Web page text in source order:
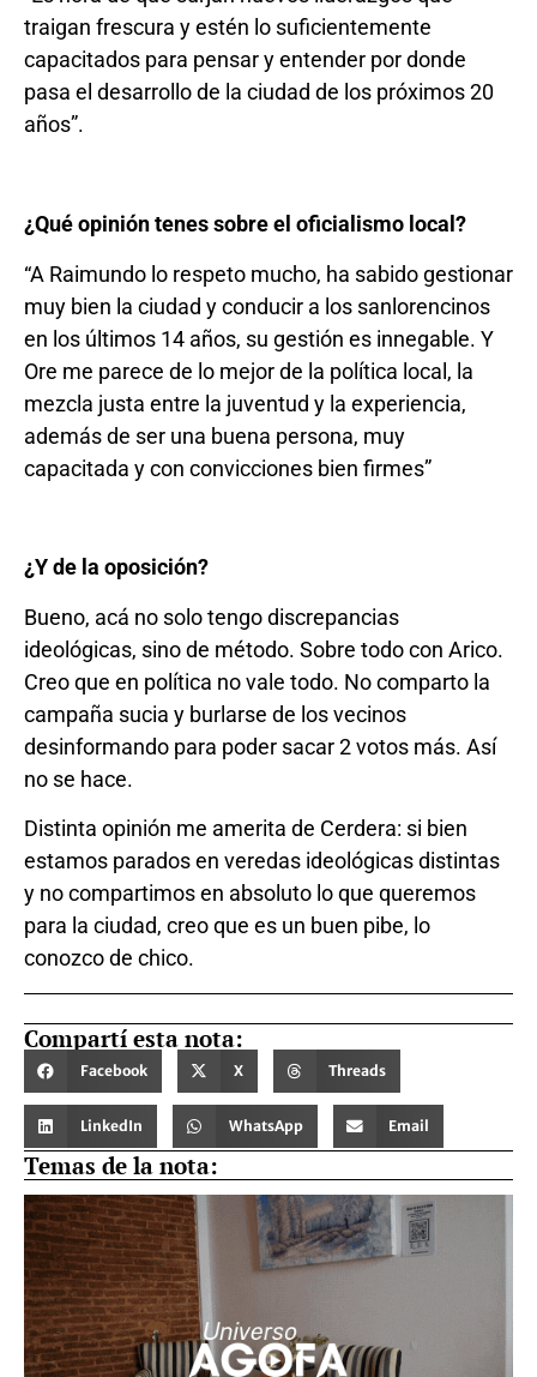
traigan frescura y estén lo suficientemente
capacitados para pensar y entender por donde
pasa el desarrollo de la ciudad de los próximos 20
años”.
¿Qué opinión tenes sobre el oficialismo local?
“A Raimundo lo respeto mucho, ha sabido gestionar
muy bien la ciudad y conducir a los sanlorencinos
en los últimos 14 años, su gestión es innegable. Y
Ore me parece de lo mejor de la política local, la
mezcla justa entre la juventud y la experiencia,
además de ser una buena persona, muy
capacitada y con convicciones bien firmes”
¿Y de la oposición?
Bueno, acá no solo tengo discrepancias
ideológicas, sino de método. Sobre todo con Arico.
Creo que en política no vale todo. No comparto la
campaña sucia y burlarse de los vecinos
desinformando para poder sacar 2 votos más. Así
no se hace.
Distinta opinión me amerita de Cerdera: si bien
estamos parados en veredas ideológicas distintas
y no compartimos en absoluto lo que queremos
para la ciudad, creo que es un buen pibe, lo
conozco de chico.
Compartí esta nota:
Facebook X Threads
LinkedIn WhatsApp Email
Temas de la nota: